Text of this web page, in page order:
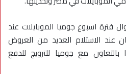
اسبوع جوميا الموبايلات عند
عند الاستلام العديد من العروض
مع جوميا للترويج للدفع